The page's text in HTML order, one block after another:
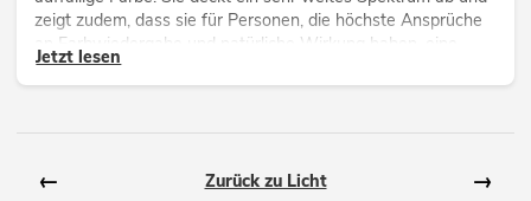
zeigt zudem, dass sie für Personen, die höchste Ansprüche
an Farbwiedergabe und natürliche Wirkung haben, eine
technisch wichtige Ergänzung ist.
Jetzt lesen
← Zurück zu Licht →